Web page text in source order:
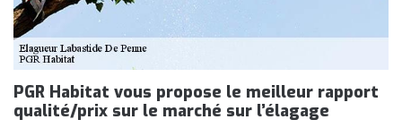
PGR Habitat vous propose le meilleur rapport
qualité/prix sur le marché sur l’élagage